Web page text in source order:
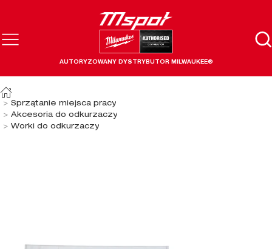
AUTORYZOWANY DYSTRYBUTOR MILWAUKEE®
Sprzątanie miejsca pracy
Akcesoria do odkurzaczy
Worki do odkurzaczy